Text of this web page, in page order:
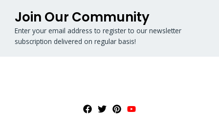
Join Our Community
Enter your email address to register to our newsletter
subscription delivered on regular basis!